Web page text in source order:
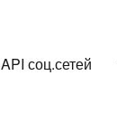
API соц.сетей